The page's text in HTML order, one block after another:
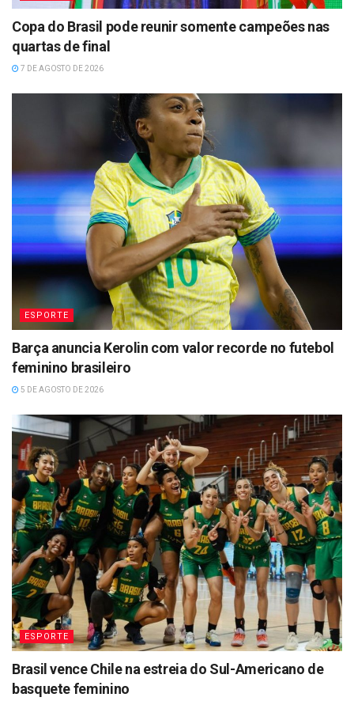
Copa do Brasil pode reunir somente campeões nas
quartas de final
7 DE AGOSTO DE 2026
ESPORTE
Barça anuncia Kerolin com valor recorde no futebol
feminino brasileiro
5 DE AGOSTO DE 2026
ESPORTE
Brasil vence Chile na estreia do Sul-Americano de
basquete feminino